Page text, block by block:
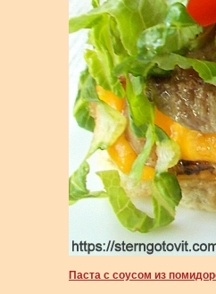
Паста с соусом из